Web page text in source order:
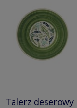
Talerz deserowy